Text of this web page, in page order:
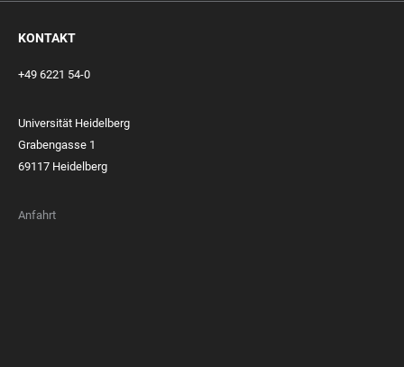
KONTAKT
+49 6221 54-0
Universität Heidelberg
Grabengasse 1
69117 Heidelberg
Anfahrt